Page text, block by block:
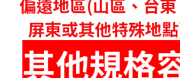
偏遠地區(山區、台
屏東或其他特殊地點
其他規格